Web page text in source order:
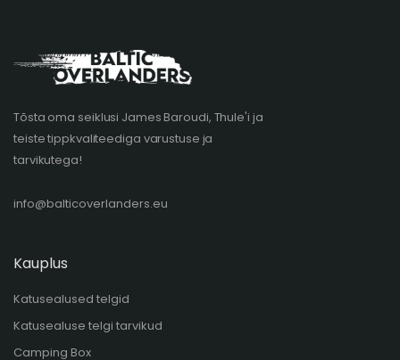
Tõsta oma seiklusi James Baroudi, Thule'i ja
teiste tippkvaliteediga varustuse ja
tarvikutega!
info@balticoverlanders.eu
Kauplus
Katusealused telgid
Katusealuse telgi tarvikud
Camping Box